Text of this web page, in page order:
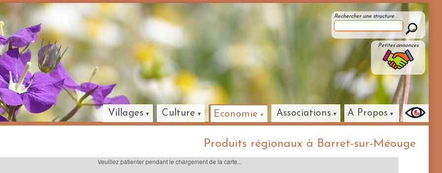
Rechercher une structure
Petites annonces
Villages Culture Economie Associations A Propos
Produits régionaux à Barret-sur-Méouge